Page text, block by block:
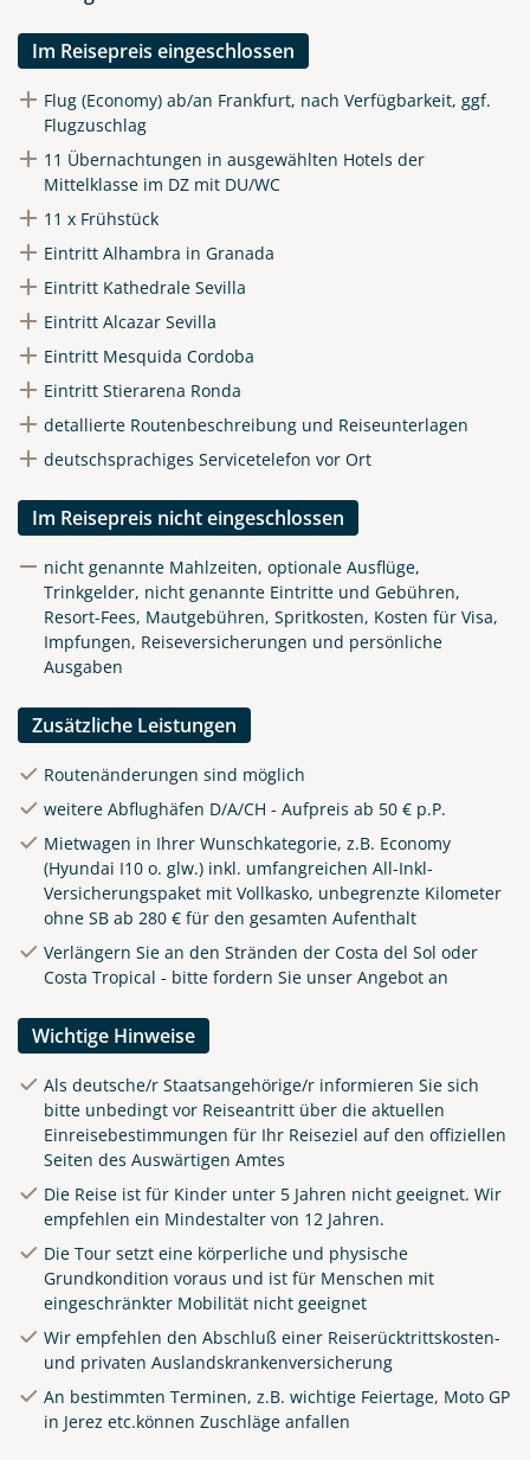
Im Reisepreis eingeschlossen
Flug (Economy) ab/an Frankfurt, nach Verfügbarkeit, ggf.
Flugzuschlag
11 Übernachtungen in ausgewählten Hotels der
Mittelklasse im DZ mit DU/WC
11 x Frühstück
Eintritt Alhambra in Granada
Eintritt Kathedrale Sevilla
Eintritt Alcazar Sevilla
Eintritt Mesquida Cordoba
Eintritt Stierarena Ronda
detallierte Routenbeschreibung und Reiseunterlagen
deutschsprachiges Servicetelefon vor Ort
Im Reisepreis nicht eingeschlossen
nicht genannte Mahlzeiten, optionale Ausflüge,
Trinkgelder, nicht genannte Eintritte und Gebühren,
Resort-Fees, Mautgebühren, Spritkosten, Kosten für Visa,
Impfungen, Reiseversicherungen und persönliche
Ausgaben
Zusätzliche Leistungen
Routenänderungen sind möglich
weitere Abflughäfen D/A/CH - Aufpreis ab 50 € p.P.
Mietwagen in Ihrer Wunschkategorie, z.B. Economy
(Hyundai I10 o. glw.) inkl. umfangreichen All-Inkl-
Versicherungspaket mit Vollkasko, unbegrenzte Kilometer
ohne SB ab 280 € für den gesamten Aufenthalt
Verlängern Sie an den Stränden der Costa del Sol oder
Costa Tropical - bitte fordern Sie unser Angebot an
Wichtige Hinweise
Als deutsche/r Staatsangehörige/r informieren Sie sich
bitte unbedingt vor Reiseantritt über die aktuellen
Einreisebestimmungen für Ihr Reiseziel auf den offiziellen
Seiten des Auswärtigen Amtes
Die Reise ist für Kinder unter 5 Jahren nicht geeignet. Wir
empfehlen ein Mindestalter von 12 Jahren.
Die Tour setzt eine körperliche und physische
Grundkondition voraus und ist für Menschen mit
eingeschränkter Mobilität nicht geeignet
Wir empfehlen den Abschluß einer Reiserücktrittskosten-
und privaten Auslandskrankenversicherung
An bestimmten Terminen, z.B. wichtige Feiertage, Moto GP
in Jerez etc.können Zuschläge anfallen